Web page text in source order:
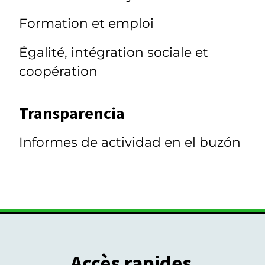
Formation et emploi
Égalité, intégration sociale et
coopération
Transparencia
Informes de actividad en el buzón